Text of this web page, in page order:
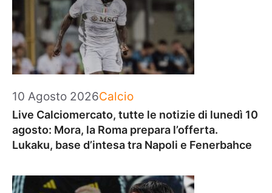
10 Agosto 2026Categorie
Calcio
Live Calciomercato, tutte le notizie di lunedì 10
agosto: Mora, la Roma prepara l’offerta.
Lukaku, base d’intesa tra Napoli e Fenerbahce